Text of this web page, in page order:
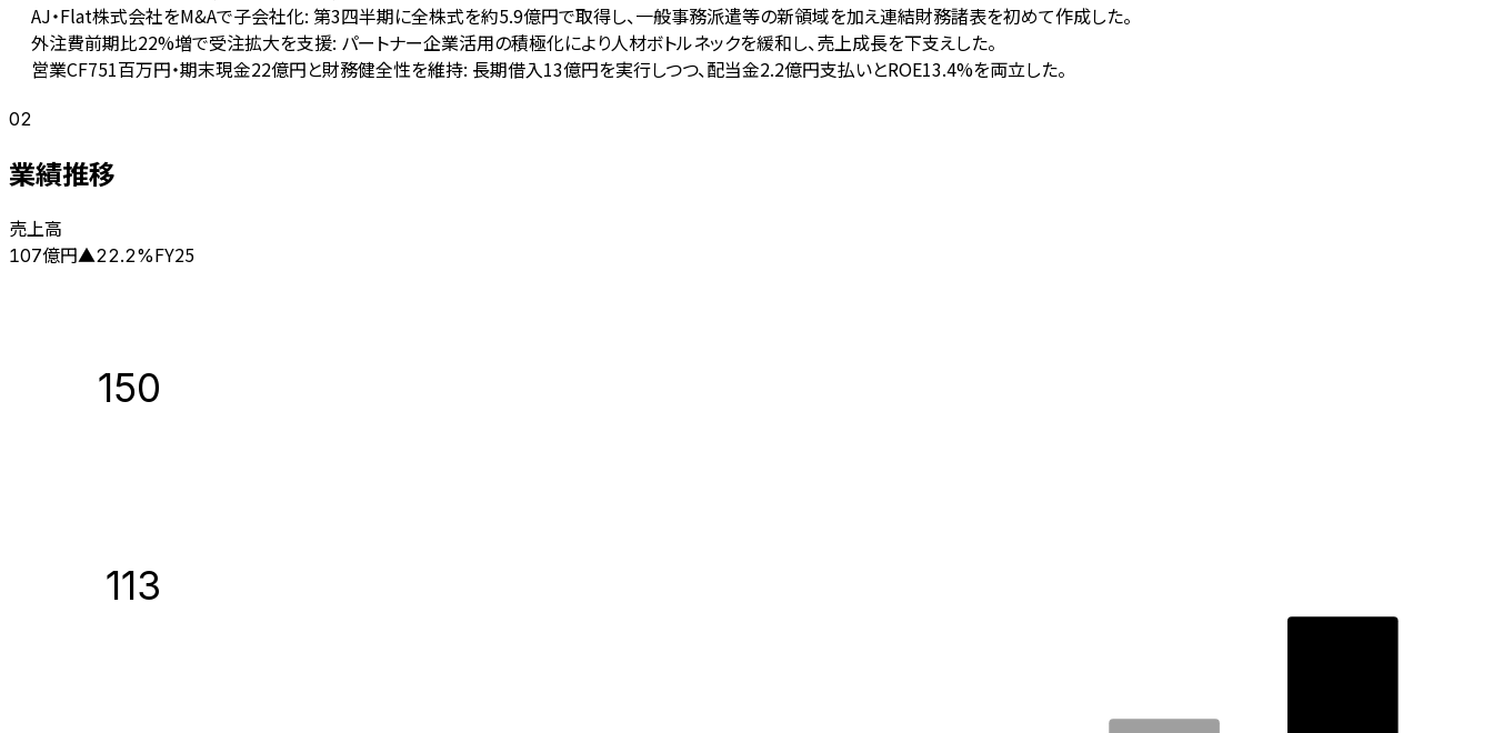
AJ・Flat株式会社をM&Aで子会社化: 第3四半期に全株式を約5.9億円で取得し、一般事務派遣等の新領域を加え連結財務諸表を初めて作成した。
外注費前期比22%増で受注拡大を支援: パートナー企業活用の積極化により人材ボトルネックを緩和し、売上成長を下支えした。
営業CF751百万円・期末現金22億円と財務健全性を維持: 長期借入13億円を実行しつつ、配当金2.2億円支払いとROE13.4%を両立した。
02
業績推移
売上高
107億円▲22.2%FY25
113
150